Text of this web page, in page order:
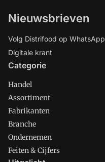
Nieuwsbrieven
Volg Distrifood op WhatsApp
Digitale krant
Categorie
Handel
Assortiment
Fabrikanten
Branche
Ondernemen
Feiten & Cijfers